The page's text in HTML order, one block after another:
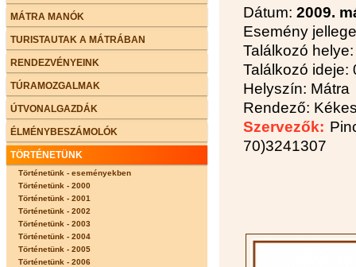
MÁTRA MANÓK
TURISTAUTAK A MÁTRÁBAN
RENDEZVÉNYEINK
TÚRAMOZGALMAK
ÚTVONALGAZDÁK
ÉLMÉNYBESZÁMOLÓK
TÖRTÉNETÜNK
Történetünk - eseményekben
Történetünk - 2000
Történetünk - 2001
Történetünk - 2002
Történetünk - 2003
Történetünk - 2004
Történetünk - 2005
Történetünk - 2006
Dátum: 2009.
Esemény
Találkozó
Találkozó ideje:
Helyszín: Mátra
Rendező:
Szervezők:
70)3241307